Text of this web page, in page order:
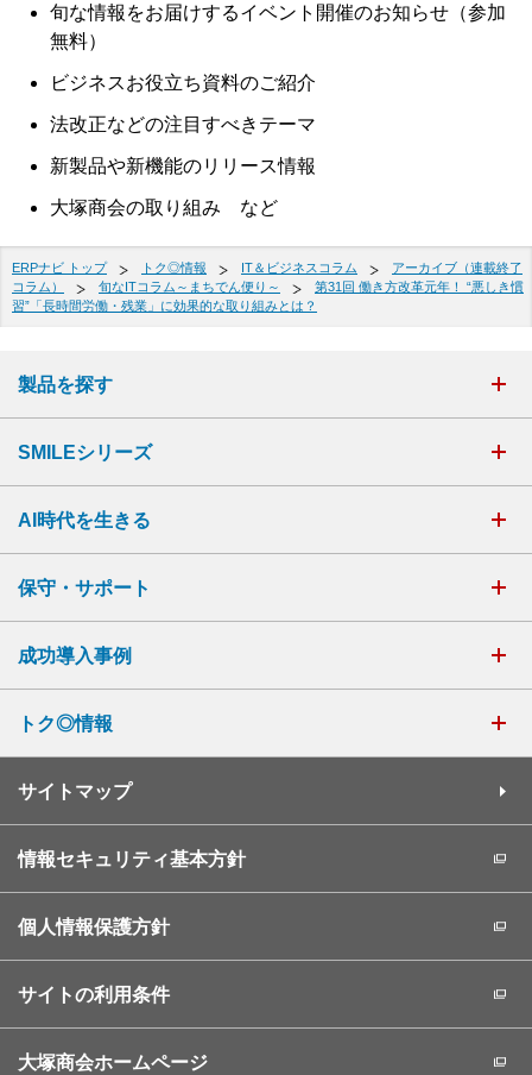
旬な情報をお届けするイベント開催のお知らせ（参加
無料）
ビジネスお役立ち資料のご紹介
法改正などの注目すべきテーマ
新製品や新機能のリリース情報
大塚商会の取り組み など
ERPナビ トップ トク◎情報 IT＆ビジネスコラム
アーカイブ（連載終了
コラム）
旬なITコラム～まちでん便り～
第31回 働き方改革元年！ “悪しき慣
習”「長時間労働・残業」に効果的な取り組みとは？
製品を探す
SMILEシリーズ
AI時代を生きる
保守・サポート
成功導入事例
トク◎情報
サイトマップ
情報セキュリティ基本方針
個人情報保護方針
サイトの利用条件
大塚商会ホームページ